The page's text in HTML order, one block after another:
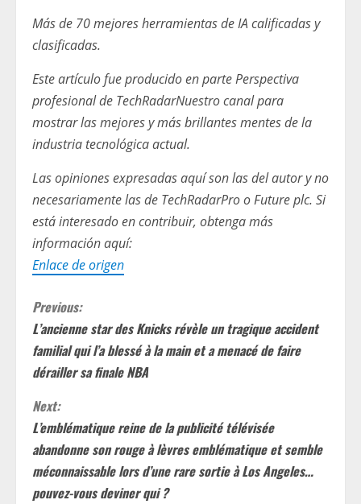
Más de 70 mejores herramientas de IA calificadas y
clasificadas.
Este artículo fue producido en partePerspectiva
profesional de TechRadarNuestro canal para
mostrar las mejores y más brillantes mentes de la
industria tecnológica actual.
Las opiniones expresadas aquí son las del autor y no
necesariamente las de TechRadarPro o Future plc. Si
está interesado en contribuir, obtenga más
información aquí:
Enlace de origen
C
o
n
t
i
n
Previous:
L’ancienne star des Knicks révèle un tragique accident
familial qui l’a blessé à la main et a menacé de faire
dérailler sa finale NBA
Next:
L’emblématique reine de la publicité télévisée
abandonne son rouge à lèvres emblématique et semble
méconnaissable lors d’une rare sortie à Los Angeles…
pouvez-vous deviner qui ?